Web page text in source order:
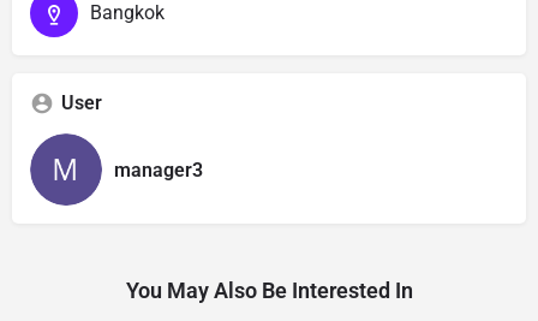
Bangkok
User
manager3
You May Also Be Interested In